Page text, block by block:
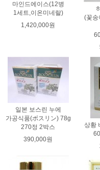
마인드에이스(12병
1세트,이온미네랄)
1,420,000원
(꽃송
일본 보스린 누에
가공식품(ボスリン) 78g
270정 2박스
390,000원
상황